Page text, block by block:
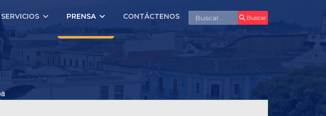
SERVICIOS PRENSA CONTÁCTENOS Buscar Buscar